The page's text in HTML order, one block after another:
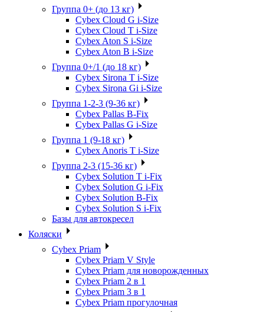
Группа 0+ (до 13 кг)
Cybex Cloud G i-Size
Cybex Cloud T i-Size
Cybex Aton S i-Size
Cybex Aton B i-Size
Группа 0+/1 (до 18 кг)
Cybex Sirona T i-Size
Cybex Sirona Gi i-Size
Группа 1-2-3 (9-36 кг)
Cybex Pallas B-Fix
Cybex Pallas G i-Size
Группа 1 (9-18 кг)
Cybex Anoris T i-Size
Группа 2-3 (15-36 кг)
Cybex Solution T i-Fix
Cybex Solution G i-Fix
Cybex Solution B-Fix
Cybex Solution S i-Fix
Базы для автокресел
Коляски
Cybex Priam
Cybex Priam V Style
Cybex Priam для новорожденных
Cybex Priam 2 в 1
Cybex Priam 3 в 1
Cybex Priam прогулочная